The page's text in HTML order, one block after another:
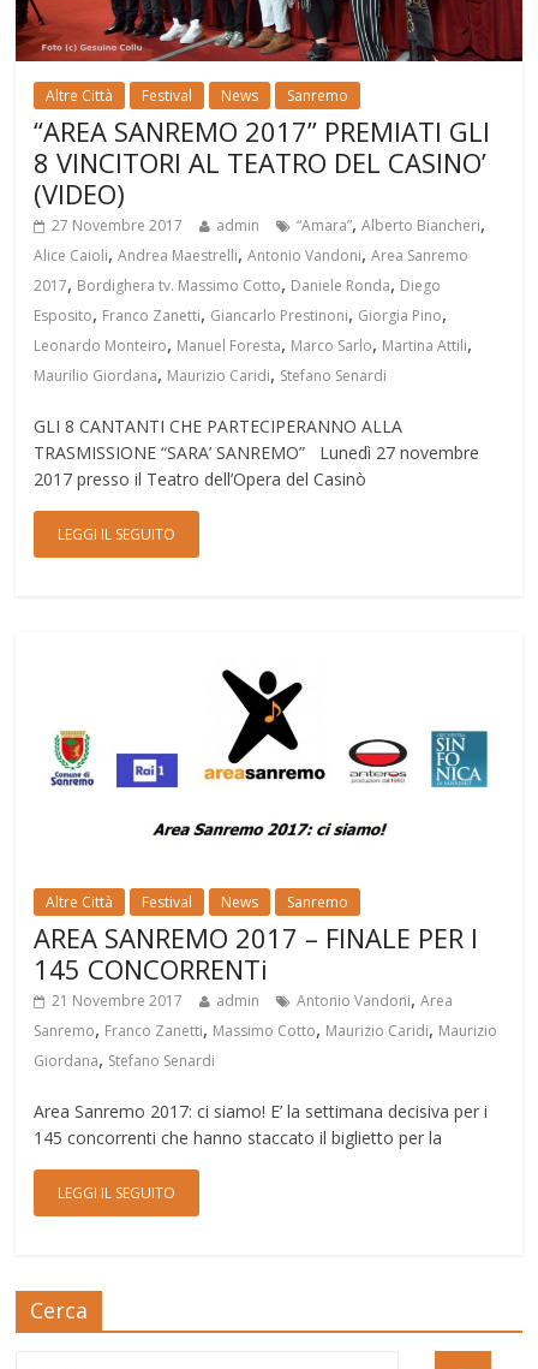
Altre Città Festival News Sanremo
“AREA SANREMO 2017” PREMIATI GLI
8 VINCITORI AL TEATRO DEL CASINO’
(VIDEO)
27 Novembre 2017 admin “Amara”,Alberto Biancheri,
Alice Caioli,Andrea Maestrelli,Antonio Vandoni,Area Sanremo
2017, Bordighera tv. Massimo Cotto, Daniele Ronda, Diego
Esposito, Franco Zanetti, Giancarlo Prestinoni, Giorgia Pino,
Leonardo Monteiro, Manuel Foresta, Marco Sarlo, Martina Attili,
Maurilio Giordana, Maurizio Caridi, Stefano Senardi
GLI 8 CANTANTI CHE PARTECIPERANNO ALLA
TRASMISSIONE “SARA’ SANREMO” Lunedì 27 novembre
2017 presso il Teatro dell’Opera del Casinò
LEGGI IL SEGUITO
Altre Città Festival News Sanremo
AREA SANREMO 2017 – FINALE PER I
145 CONCORRENTi
21 Novembre 2017 admin Antonio Vandoni,Area
Sanremo, Franco Zanetti, Massimo Cotto, Maurizio Caridi, Maurizio
Giordana, Stefano Senardi
Area Sanremo 2017: ci siamo! E’ la settimana decisiva per i
145 concorrenti che hanno staccato il biglietto per la
LEGGI IL SEGUITO
Cerca